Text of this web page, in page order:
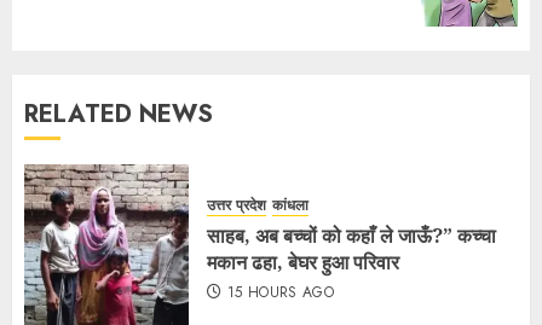
RELATED NEWS
उत्तर प्रदेश कांधला
साहब, अब बच्चों को कहाँ ले जाऊँ?” कच्चा
मकान ढहा, बेघर हुआ परिवार
15 HOURS AGO